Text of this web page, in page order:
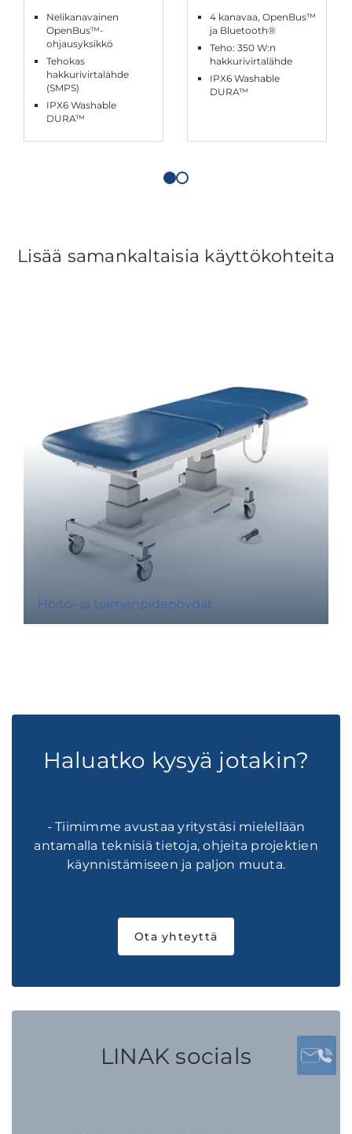
Nelikanavainen
OpenBus™-
ohjausyksikkö
Tehokas
hakkurivirtalähde
(SMPS)
IPX6 Washable
DURA™
4 kanavaa, OpenBus™
ja Bluetooth®
Teho: 350 W:n
hakkurivirtalähde
IPX6 Washable
DURA™
Lisää samankaltaisia käyttökohteita
Hoito- ja toimenpidepöydät
Haluatko kysyä jotakin?
- Tiimimme avustaa yritystäsi mielellään
antamalla teknisiä tietoja, ohjeita projektien
käynnistämiseen ja paljon muuta.
Ota yhteyttä
LINAK socials